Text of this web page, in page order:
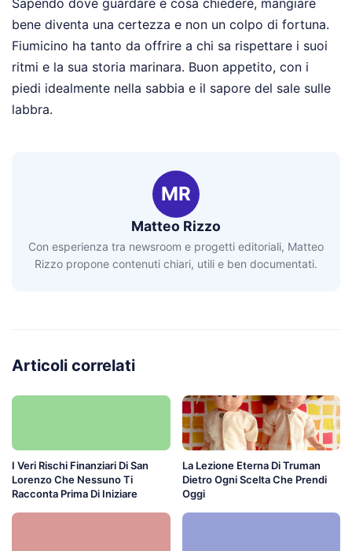
bene diventa una certezza e non un colpo di fortuna.
Fiumicino ha tanto da offrire a chi sa rispettare i suoi
ritmi e la sua storia marinara. Buon appetito, con i
piedi idealmente nella sabbia e il sapore del sale sulle
labbra.
MR
Matteo Rizzo
Con esperienza tra newsroom e progetti editoriali, Matteo
Rizzo propone contenuti chiari, utili e ben documentati.
Articoli correlati
I Veri Rischi Finanziari Di San
Lorenzo Che Nessuno Ti
Racconta Prima Di Iniziare
La Lezione Eterna Di Truman
Dietro Ogni Scelta Che Prendi
Oggi